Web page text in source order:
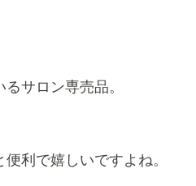
サロン専売品。
利で嬉しいですよね。